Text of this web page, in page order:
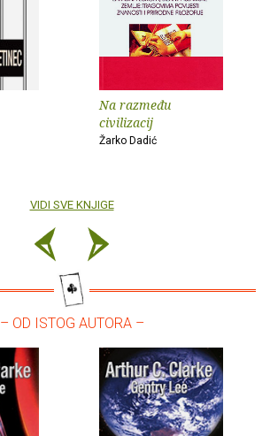
Na razmeđu
civilizacij
Žarko Dadić
VIDI SVE KNJIGE
– OD ISTOG AUTORA –